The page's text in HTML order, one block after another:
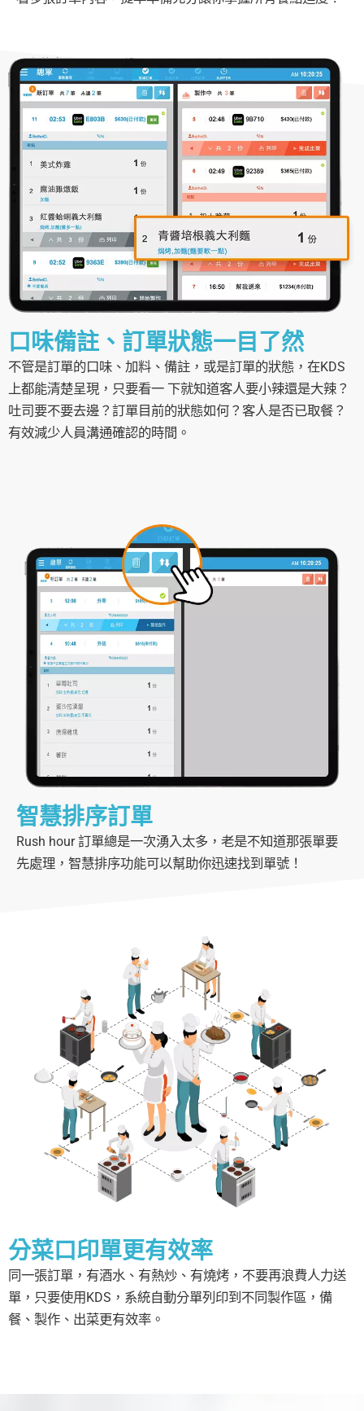
口味備註、訂單狀態一目了然
不管是訂單的口味、加料、備註，或是訂單的狀態，在KDS
上都能清楚呈現，只要看一 下就知道客人要小辣還是大辣？
吐司要不要去邊？訂單目前的狀態如何？客人是否已取餐？
有效減少人員溝通確認的時間。
智慧排序訂單
Rush hour 訂單總是一次湧入太多，老是不知道那張單要
先處理，智慧排序功能可以幫助你迅速找到單號！
分菜口印單更有效率
同一張訂單，有酒水、有熱炒、有燒烤，不要再浪費人力送
單，只要使用KDS，系統自動分單列印到不同製作區，備
餐、製作、出菜更有效率。